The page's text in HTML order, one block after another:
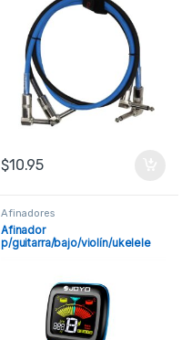
$10.95
Afinadores
Afinador
p/guitarra/bajo/violín/ukelele